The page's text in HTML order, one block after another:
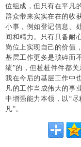
位组成，但只有在平凡
群众带来实实在在的收
小事，例如登记信息、
间和精力。只有具备耐
岗位上实现自己的价值
基层工作更多是琐碎而
绩”的，但桩桩件件都
我在今后的基层工作中
凡的工作当成伟大的事
中增强能力本领，以“尽
凡”。